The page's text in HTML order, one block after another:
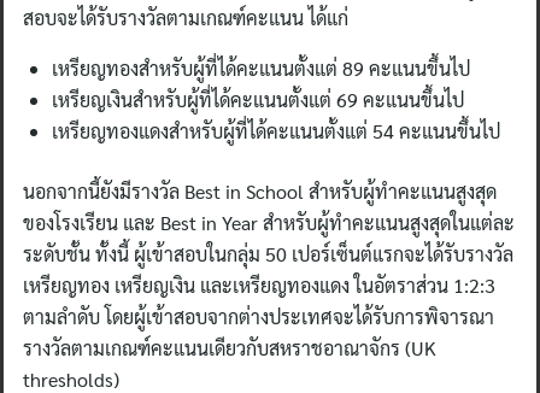
สอบจะได้รับรางวัลตามเกณฑ์คะแนน ได้แก่
เหรียญทองสำหรับผู้ที่ได้คะแนนตั้งแต่ 89 คะแนนขึ้นไป
เหรียญเงินสำหรับผู้ที่ได้คะแนนตั้งแต่ 69 คะแนนขึ้นไป
เหรียญทองแดงสำหรับผู้ที่ได้คะแนนตั้งแต่ 54 คะแนนขึ้นไป
นอกจากนี้ยังมีรางวัล Best in School สำหรับผู้ทำคะแนนสูงสุด
ของโรงเรียน และ Best in Year สำหรับผู้ทำคะแนนสูงสุดในแต่ละ
ระดับชั้น ทั้งนี้ ผู้เข้าสอบในกลุ่ม 50 เปอร์เซ็นต์แรกจะได้รับรางวัล
เหรียญทอง เหรียญเงิน และเหรียญทองแดง ในอัตราส่วน 1:2:3
ตามลำดับ โดยผู้เข้าสอบจากต่างประเทศจะได้รับการพิจารณา
รางวัลตามเกณฑ์คะแนนเดียวกับสหราชอาณาจักร (UK
thresholds)